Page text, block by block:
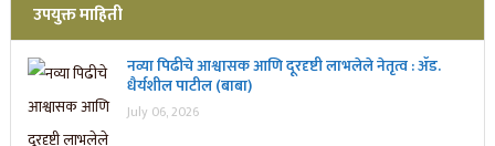
उपयुक्त माहिती
नव्या पिढीचे आश्वासक आणि दूरदृष्टी लाभलेले नेतृत्व : ॲड.
धैर्यशील पाटील (बाबा)
July 06, 2026